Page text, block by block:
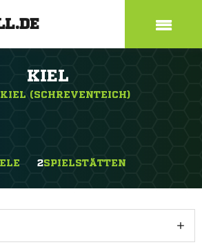
KIEL
(SCHREVENTEICH)
2SPIELSTÄTTEN